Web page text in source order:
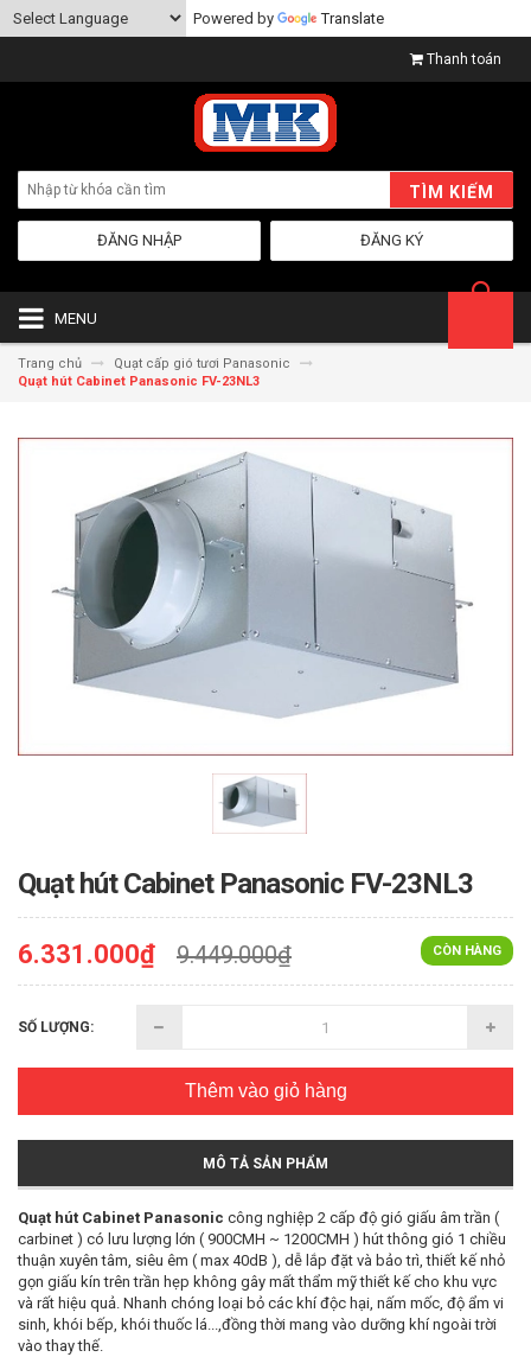
Powered by Translate
Thanh toán
TÌM KIẾM
ĐĂNG KÝ
ĐĂNG NHẬP
MENU
Trang chủ
Quạt cấp gió tươi Panasonic
Quạt hút Cabinet Panasonic FV-23NL3
Quạt hút Cabinet Panasonic FV-23NL3
CÒN HÀNG
6.331.000₫ 9.449.000₫
SỐ LƯỢNG:
Thêm vào giỏ hàng
MÔ TẢ SẢN PHẨM
Quạt hút Cabinet Panasonic công nghiệp 2 cấp độ gió giấu âm trần (
carbinet ) có lưu lượng lớn ( 900CMH ~ 1200CMH ) hút thông gió 1 chiều
thuận xuyên tâm, siêu êm ( max 40dB ), dễ lắp đặt và bảo trì, thiết kế nhỏ
gọn giấu kín trên trần hẹp không gây mất thẩm mỹ thiết kế cho khu vực
và rất hiệu quả. Nhanh chóng loại bỏ các khí độc hại, nấm mốc, độ ẩm vi
sinh, khói bếp, khói thuốc lá...,đồng thời mang vào dưỡng khí ngoài trời
vào thay thế.